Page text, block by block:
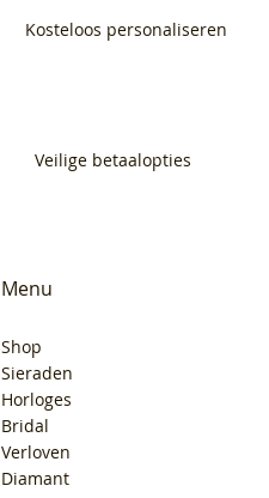
Kosteloos personaliseren
Veilige betaalopties
Menu
Shop
Sieraden
Horloges
Bridal
Verloven
Diamant